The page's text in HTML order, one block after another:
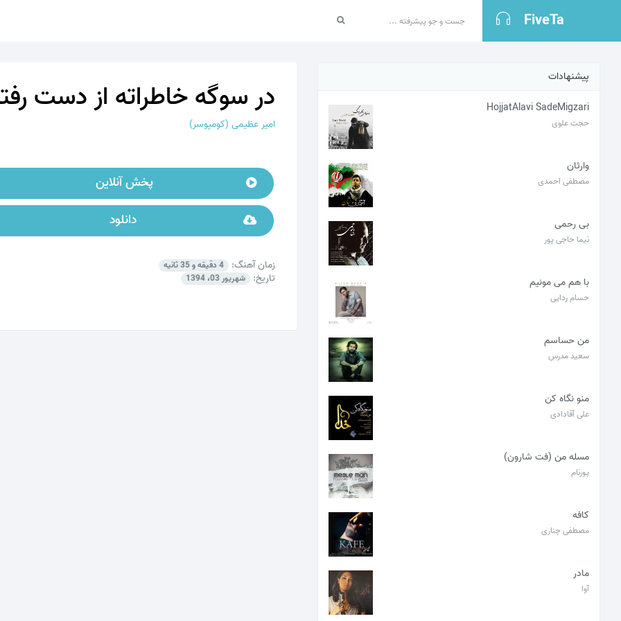
FiveTa
در سوگه خاطراته از دست
امیر عظیمی (کومپوسر)
پخش آنلاین
دانلود
زمان آهنگ: 4 دقیقه و 35 ثانیه
تاریخ: شهریور 03، 1394
پیشنهادات
HojjatAlavi SadeMigzari
حجت علوی
وارثان
مصطفی احمدی
بی رحمی
نیما حاجی پور
با هم می مونیم
حسام ردایی
من حساسم
سعید مدرس
منو نگاه کن
علی آقادادی
مسله من (فت شارون)
پورنام
کافه
مصطفی چناری
مادر
آوا